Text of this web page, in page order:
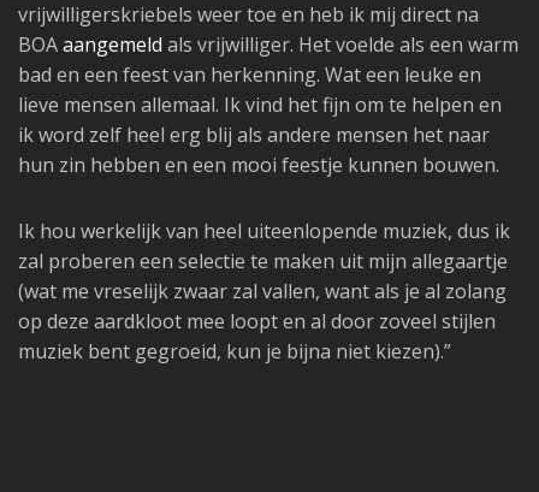
vrijwilligerskriebels weer toe en heb ik mij direct na
BOAaangemeld als vrijwilliger. Het voelde als een warm
bad en een feest van herkenning. Wat een leuke en
lieve mensen allemaal. Ik vind het fijn om te helpen en
ik word zelf heel erg blij als andere mensen het naar
hun zin hebben en een mooi feestje kunnen bouwen.
Ik hou werkelijk van heel uiteenlopende muziek, dus ik
zal proberen een selectie te maken uit mijn allegaartje
(wat me vreselijk zwaar zal vallen, want als je al zolang
op deze aardkloot mee loopt en al door zoveel stijlen
muziek bent gegroeid, kun je bijna niet kiezen).”